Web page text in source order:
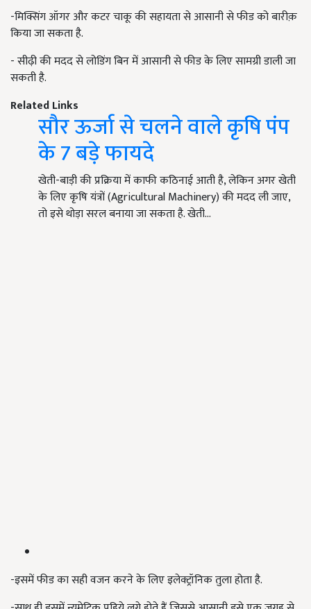
-मिक्सिंग ऑगर और कटर चाकू की सहायता से आसानी से फीड को बारीक़
किया जा सकता है.
- सीढ़ी की मदद से लोडिंग बिन में आसानी से फीड के लिए सामग्री डाली जा
सकती है.
Related Links
सौर ऊर्जा से चलने वाले कृषि पंप
के 7 बड़े फायदे
खेती-बाड़ी की प्रक्रिया में काफी कठिनाई आती है, लेकिन अगर खेती
के लिए कृषि यंत्रों (Agricultural Machinery) की मदद ली जाए,
तो इसे थोड़ा सरल बनाया जा सकता है. खेती…
-इसमें फीड का सही वजन करने के लिए इलेक्ट्रॉनिक तुला होता है.